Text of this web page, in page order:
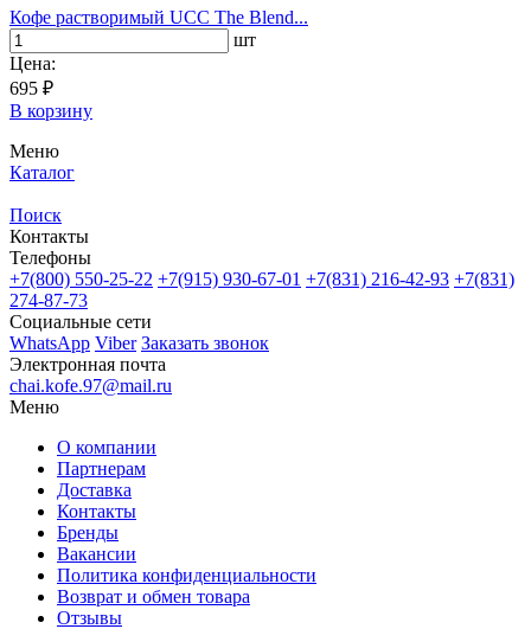
Кофе растворимый UCC The Blend...
шт
Цена:
695 ₽
В корзину
Меню
Каталог
Поиск
Контакты
Телефоны
+7(800) 550-25-22 +7(915) 930-67-01 +7(831) 216-42-93 +7(831)
274-87-73
Социальные сети
WhatsApp Viber Заказать звонок
Электронная почта
chai.kofe.97@mail.ru
Меню
О компании
Партнерам
Доставка
Контакты
Бренды
Вакансии
Политика конфиденциальности
Возврат и обмен товара
Отзывы